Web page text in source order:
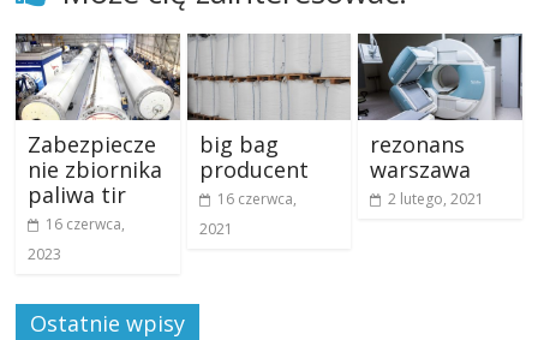
Zabezpiecze
nie zbiornika
paliwa tir
16 czerwca,
2023
big bag
producent
16 czerwca,
2021
rezonans
warszawa
2 lutego, 2021
Ostatnie wpisy